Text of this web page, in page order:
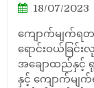
18/07/2023
ကျောက်မျက်ရ
ရောင်းဝယ်ခြင်
အချောထည်နှင့်
နှင့် ကျောက်မျက်